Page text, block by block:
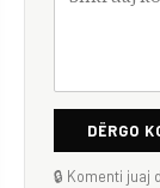
DËRGO
🔒 Komenti